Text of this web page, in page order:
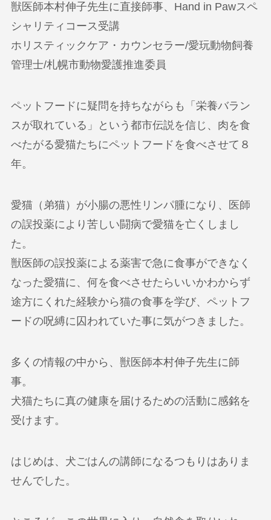
獣医師本村伸子先生に直接師事、Hand in Pawスペ
シャリティコース受講
ホリスティックケア・カウンセラー/愛玩動物飼養
管理士/札幌市動物愛護推進委員
ペットフードに疑問を持ちながらも「栄養バラン
スが取れている」という都市伝説を信じ、肉を食
べたがる愛猫たちにペットフードを食べさせて８
年。
愛猫（弟猫）が小腸の悪性リンパ腫になり、医師
の誤投薬により苦しい闘病で愛猫を亡くしまし
た。
獣医師の誤投薬による薬害で急に食事ができなく
なった愛猫に、何を食べさせたらいいかわからず
途方にくれた経験から猫の食事を学び、ペットフ
ードの呪縛に囚われていた事に気がつきました。
多くの情報の中から、獣医師本村伸子先生に師
事。
犬猫たちに真の健康を届けるための活動に感銘を
受けます。
はじめは、犬ごはんの講師になるつもりはありま
せんでした。